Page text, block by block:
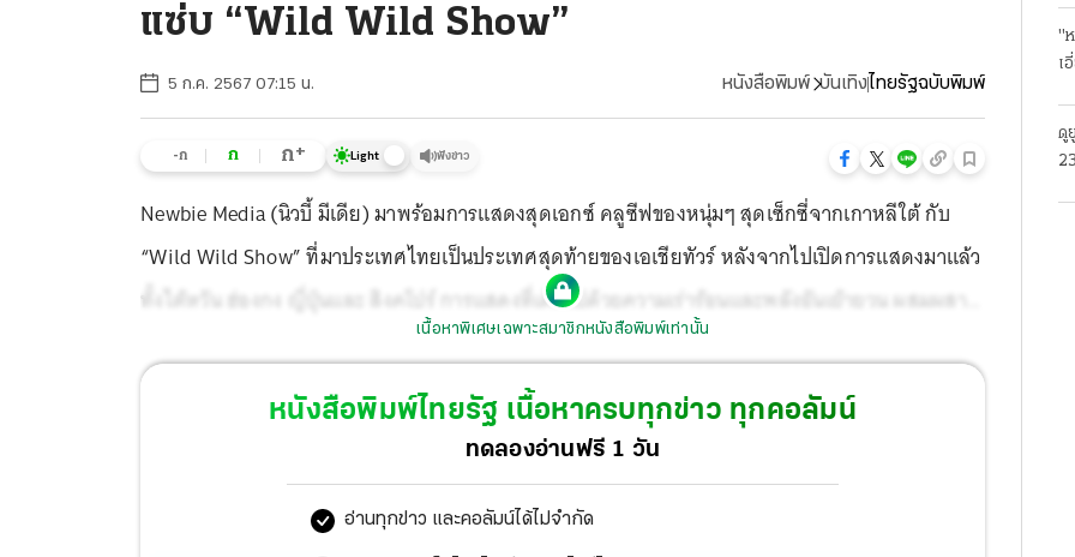
แซ่บ “Wild Wild Show”
5 ก.ค. 2567 07:15 น. หนังสือพิมพ์ บันเทิงไทยรัฐฉบับพิมพ์
-ก ก ก+ Light ฟังข่าว
Newbie Media (นิวบี้ มีเดีย) มาพร้อมการแสดงสุดเอกซ์ คลูซีฟของหนุ่มๆ สุดเซ็กซี่จากเกาหลีใต้ กับ
“Wild Wild Show” ที่มาประเทศไทยเป็นประเทศสุดท้ายของเอเชียทัวร์ หลังจากไปเปิดการแสดงมาแล้ว
ทั้งไต้หวัน ฮ่องกง ญี่ปุ่นและ สิงคโปร์ การแสดงที่เต็มไปด้วยความเร่าร้อนและพลังอันเย้ายวน ผสมผสาน
ศิลปะการเต้น ทั้งการเต้นสมัยใหม่ การใช้กลองมาร่วมแสดง การแสดงกลางอากาศ และการแสดง pole
dance สุดเซ็กซี่ ด้วยชุดหลากหลาย ตั้งแต่ชุดสูท ชุดกะลาสี ไปจนถึงชุดอาบน้ำกึ่งเปลือย
เนื้อหาพิเศษเฉพาะสมาชิกหนังสือพิมพ์เท่านั้น
หนังสือพิมพ์ไทยรัฐ เนื้อหาครบทุกข่าว ทุกคอลัมน์
ทดลองอ่านฟรี 1 วัน
อ่านทุกข่าว และคอลัมน์ได้ไม่จำกัด
"
เ
ดู